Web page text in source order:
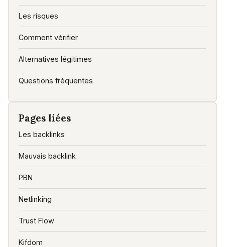
Les risques
Comment vérifier
Alternatives légitimes
Questions fréquentes
Pages liées
Les backlinks
Mauvais backlink
PBN
Netlinking
Trust Flow
Kifdom